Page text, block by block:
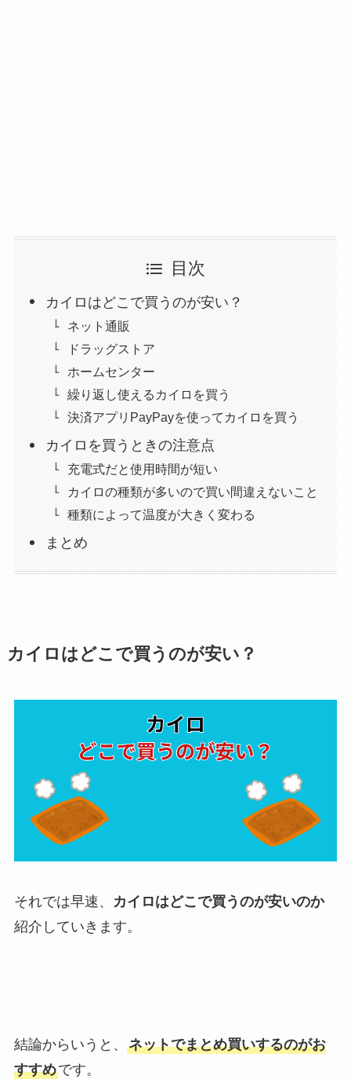
目次
カイロはどこで買うのが安い？
ネット通販
ドラッグストア
ホームセンター
繰り返し使えるカイロを買う
決済アプリPayPayを使ってカイロを買う
カイロを買うときの注意点
充電式だと使用時間が短い
カイロの種類が多いので買い間違えないこと
種類によって温度が大きく変わる
まとめ
カイロはどこで買うのが安い？
それでは早速、
カイロはどこで買うのが安いのか
紹介していきます。
結論からいうと、 ネットでまとめ買いするのがお
すすめです。